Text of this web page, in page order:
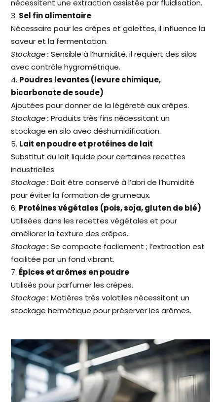
nécessitent une extraction assistée par fluidisation.
Sel fin alimentaire
Nécessaire pour les crêpes et galettes, il influence la
saveur et la fermentation.
Stockage : Sensible à l’humidité, il requiert des silos
avec contrôle hygrométrique.
Poudres levantes (levure chimique,
bicarbonate de soude)
Ajoutées pour donner de la légèreté aux crêpes.
Stockage : Produits très fins nécessitant un
stockage en silo avec déshumidification.
Lait en poudre et protéines de lait
Substitut du lait liquide pour certaines recettes
industrielles.
Stockage : Doit être conservé à l’abri de l’humidité
pour éviter la formation de grumeaux.
Protéines végétales (pois, soja, gluten de blé)
Utilisées dans les recettes végétales et pour
améliorer la texture des crêpes.
Stockage : Se compacte facilement ; l’extraction est
facilitée par un fond vibrant.
Épices et arômes en poudre
Utilisés pour parfumer les crêpes.
Stockage : Matières très volatiles nécessitant un
stockage hermétique pour préserver les arômes.